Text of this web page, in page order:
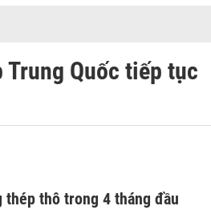
Trung Quốc tiếp tục
thô trong 4 tháng đầu